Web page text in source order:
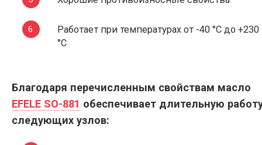
Работает при температурах от -40 °С до +230
°С
Благодаря перечисленным свойствам масло
EFELE SO-881 обеспечивает длительную
следующих узлов: